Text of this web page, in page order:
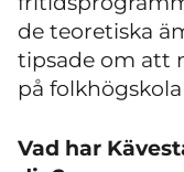
de teoretiska
tipsade om att
på
Vad har